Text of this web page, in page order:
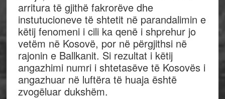
arritura të gjithë fakrorëve dhe
instutucioneve të shtetit në parandalimin e
këtij fenomeni i cili ka qenë i shprehur jo
vetëm në Kosovë, por në përgjithsi në
rajonin e Ballkanit. Si rezultat i këtij
angazhimi numri i shtetasëve të Kosovës i
angazhuar në luftëra të huaja është
zvogëluar dukshëm.